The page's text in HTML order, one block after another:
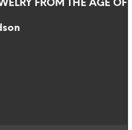
FROM THE AGE OF